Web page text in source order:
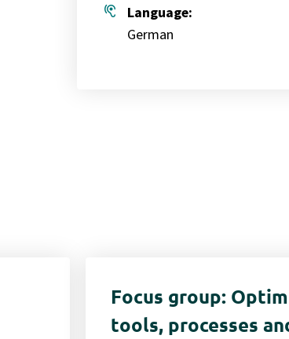
hearing
Language:
German
Focus group:
tools, processes